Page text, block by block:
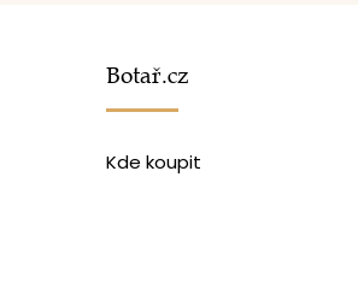
Botař.cz
Kde koupit